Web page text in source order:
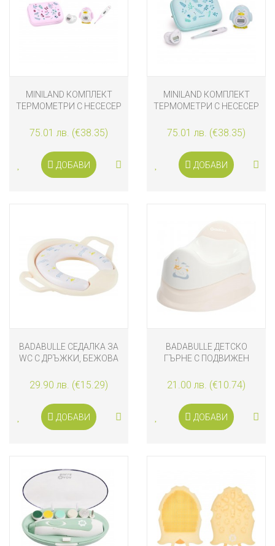
MINILAND КОМПЛЕКТ
ТЕРМОМЕТРИ С НЕСЕСЕР
75.01 лв. (€38.35)
ДОБАВИ
MINILAND КОМПЛЕКТ
ТЕРМОМЕТРИ С НЕСЕСЕР
75.01 лв. (€38.35)
ДОБАВИ
BADABULLE СЕДАЛКА ЗА
WC С ДРЪЖКИ, БЕЖОВА
29.90 лв. (€15.29)
ДОБАВИ
BADABULLE ДЕТСКО
ГЪРНЕ С ПОДВИЖЕН
21.00 лв. (€10.74)
ДОБАВИ